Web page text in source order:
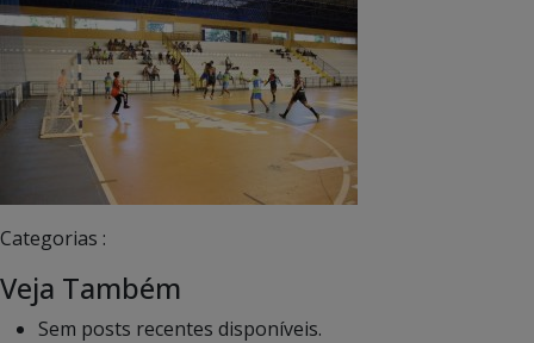
Categorias :
Veja Também
Sem posts recentes disponíveis.